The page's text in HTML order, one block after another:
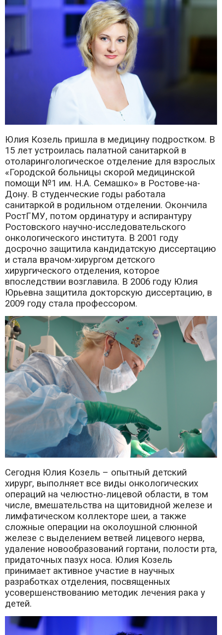
Юлия Козель пришла в медицину подростком. В
15 лет устроилась палатной санитаркой в
отоларингологическое отделение для взрослых
«Городской больницы скорой медицинской
помощи №1 им. Н.А. Семашко» в Ростове-на-
Дону. В студенческие годы работала
санитаркой в родильном отделении. Окончила
РостГМУ, потом ординатуру и аспирантуру
Ростовского научно-исследовательского
онкологического института. В 2001 году
досрочно защитила кандидатскую диссертацию
и стала врачом-хирургом детского
хирургического отделения, которое
впоследствии возглавила. В 2006 году Юлия
Юрьевна защитила докторскую диссертацию, в
2009 году стала профессором.
Сегодня Юлия Козель – опытный детский
хирург, выполняет все виды онкологических
операций на челюстно-лицевой области, в том
числе, вмешательства на щитовидной железе и
лимфатическом коллекторе шеи, а также
сложные операции на околоушной слюнной
железе с выделением ветвей лицевого нерва,
удаление новообразований гортани, полости рта,
придаточных пазух носа. Юлия Козель
принимает активное участие в научных
разработках отделения, посвященных
усовершенствованию методик лечения рака у
детей.